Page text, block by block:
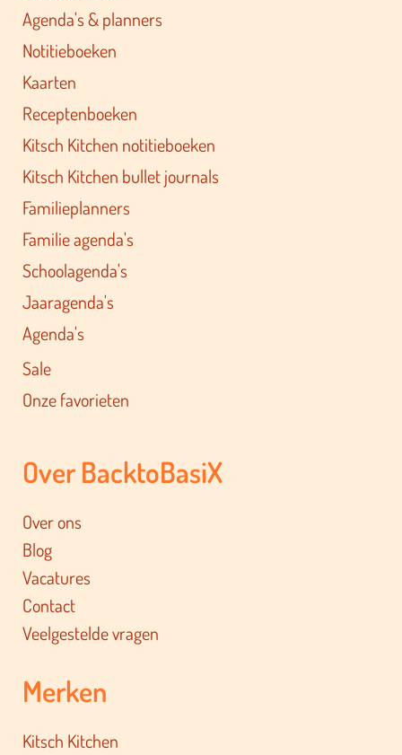
Agenda's & planners
Notitieboeken
Kaarten
Receptenboeken
Kitsch Kitchen notitieboeken
Kitsch Kitchen bullet journals
Familieplanners
Familie agenda's
Schoolagenda's
Jaaragenda's
Agenda's
Sale
Onze favorieten
Over BacktoBasiX
Over ons
Blog
Vacatures
Contact
Veelgestelde vragen
Merken
Kitsch Kitchen